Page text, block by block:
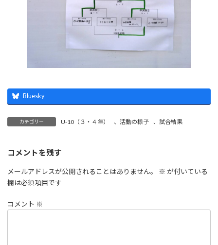
Bluesky
カテゴリー U-10（３・４年） 、 活動の様子 、試合結果
コメントを残す
メールアドレスが公開されることはありません。 ※ が付いている
欄は必須項目です
コメント ※